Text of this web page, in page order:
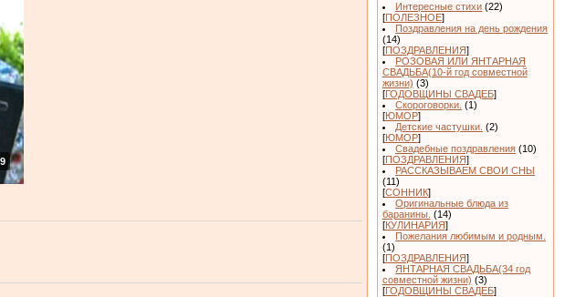
Интересные стихи (22)
[ПОЛЕЗНОЕ]
Поздравления на день рождения
(14)
[ПОЗДРАВЛЕНИЯ]
РОЗОВАЯ ИЛИ ЯНТАРНАЯ
СВАДЬБА(10-й год совместной
жизни) (3)
[ГОДОВЩИНЫ СВАДЕБ]
Скороговорки. (1)
[ЮМОР]
Детские частушки. (2)
[ЮМОР]
Свадебные поздравления (10)
[ПОЗДРАВЛЕНИЯ]
РАССКАЗЫВАЕМ СВОИ СНЫ
(11)
[СОННИК]
Оригинальные блюда из
баранины. (14)
[КУЛИНАРИЯ]
Пожелания любимым и родным.
(1)
[ПОЗДРАВЛЕНИЯ]
ЯНТАРНАЯ СВАДЬБА(34 год
совместной жизни) (3)
[ГОДОВЩИНЫ СВАДЕБ]